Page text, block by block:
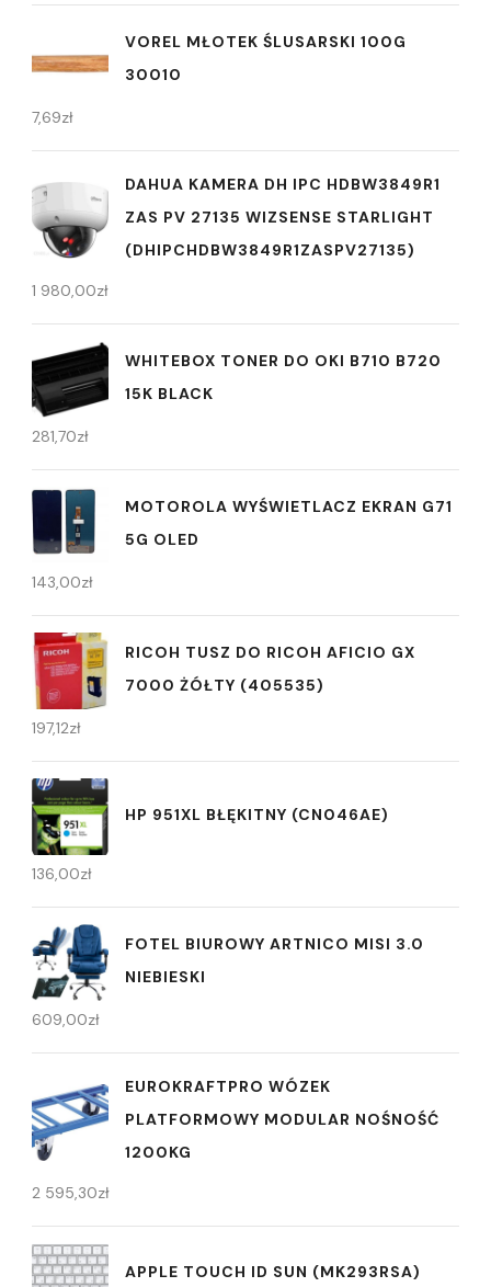
VOREL MŁOTEK ŚLUSARSKI 100G
30010
7,69zł
DAHUA KAMERA DH IPC HDBW3849R1
ZAS PV 27135 WIZSENSE STARLIGHT
(DHIPCHDBW3849R1ZASPV27135)
1 980,00zł
WHITEBOX TONER DO OKI B710 B720
15K BLACK
281,70zł
MOTOROLA WYŚWIETLACZ EKRAN G71
5G OLED
143,00zł
RICOH TUSZ DO RICOH AFICIO GX
7000 ŻÓŁTY (405535)
197,12zł
HP 951XL BŁĘKITNY (CN046AE)
136,00zł
FOTEL BIUROWY ARTNICO MISI 3.0
NIEBIESKI
609,00zł
EUROKRAFTPRO WÓZEK
PLATFORMOWY MODULAR NOŚNOŚĆ
1200KG
2 595,30zł
APPLE TOUCH ID SUN (MK293RSA)